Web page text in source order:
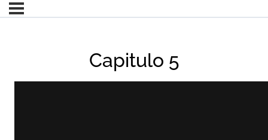
Capitulo 5